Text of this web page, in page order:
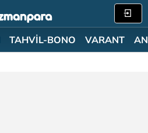
TAHVİL-BONO VARANT